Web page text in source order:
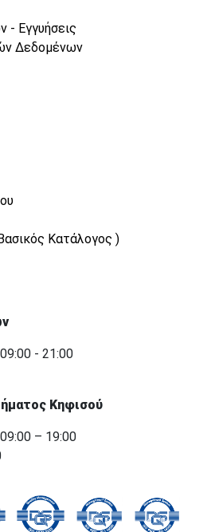
- Εγγυήσεις
Δεδομένων
Κατάλογος )
- 21:00
Κηφισού
– 19:00